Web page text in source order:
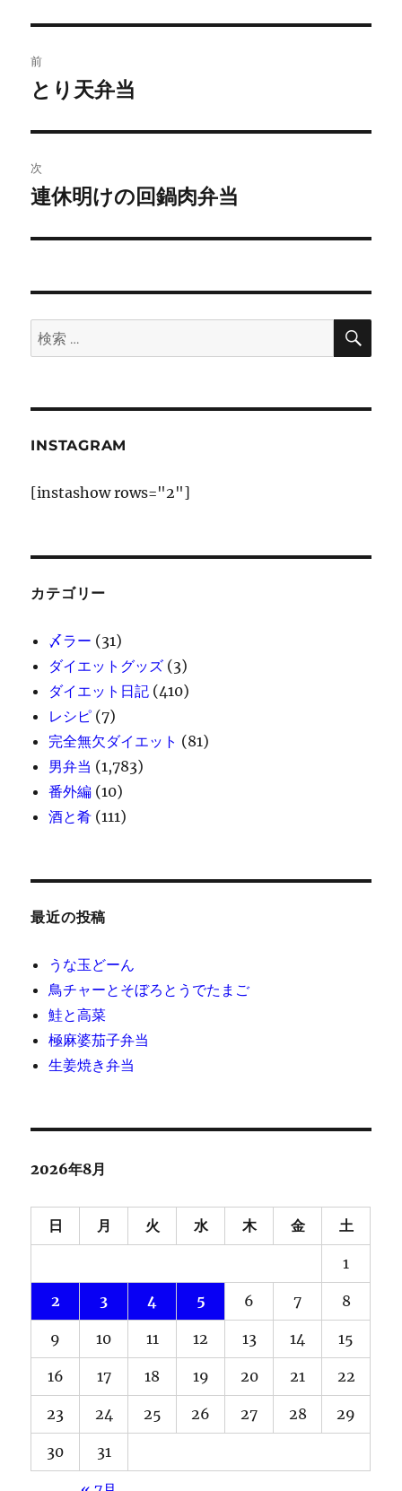
稿
ビ
ゲ
ー
ン
前
前
投
稿:
とり天弁当
次
次
投
連休明けの回鍋肉弁当
検
索:
検
INSTAGRAM
[instashow rows="2"]
カテゴリー
〆ラー (31)
ダイエットグッズ (3)
ダイエット日記 (410)
レシピ (7)
完全無欠ダイエット (81)
男弁当 (1,783)
番外編 (10)
酒と肴 (111)
最近の投稿
うな玉どーん
鳥チャーとそぼろとうでたまご
鮭と高菜
極麻婆茄子弁当
生姜焼き弁当
2026年8月
日 月 火 水 木 金 土
1
2 3 4 5 6 7 8
9 10 11 12 13 14 15
16 17 18 19 20 21 22
23 24 25 26 27 28 29
30 31